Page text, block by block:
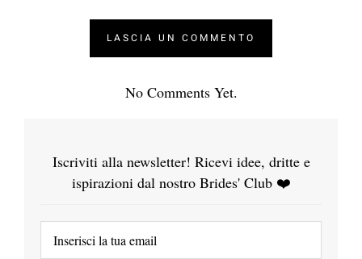
No Comments Yet.
Iscriviti alla newsletter! Ricevi idee, dritte e
ispirazioni dal nostro Brides' Club ❤️